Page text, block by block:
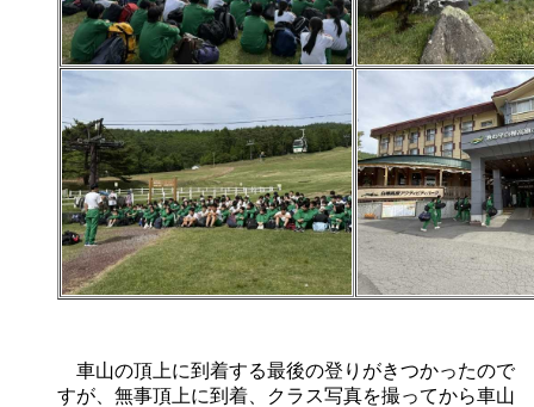
車山の頂上に到着する最後の登りがきつかったので
すが、無事頂上に到着、クラス写真を撮ってから車山